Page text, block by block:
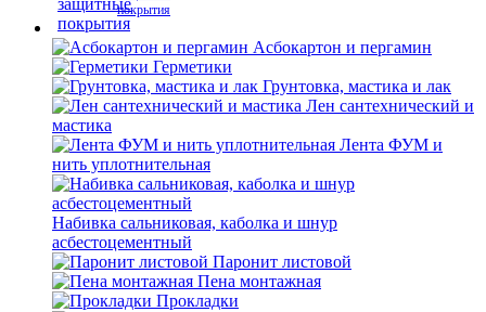
покрытия
Асбокартон и пергамин
Герметики
Грунтовка, мастика и лак
Лен сантехнический и
мастика
Лента ФУМ и
нить уплотнительная
Набивка сальниковая, каболка и шнур
асбестоцементный
Паронит листовой
Пена монтажная
Прокладки